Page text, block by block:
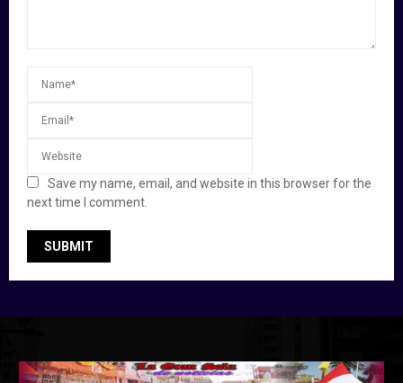
Save my name, email, and website in this browser for the
next time I comment.